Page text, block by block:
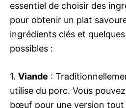
essentiel de choisir des
pour obtenir un plat
ingrédients clés et
possibles :
1. Viande :
utilise du porc. Vous
bœuf pour une version tout